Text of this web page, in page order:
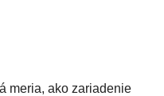
meria, ako zariadenie